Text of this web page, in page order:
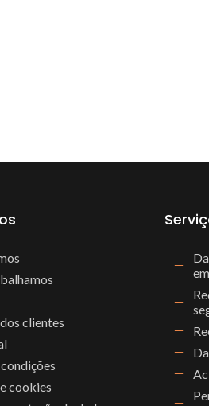
clientes
cookies